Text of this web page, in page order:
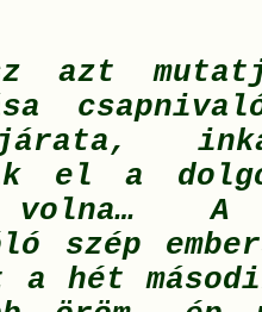
azt
el a
A
szép
hét